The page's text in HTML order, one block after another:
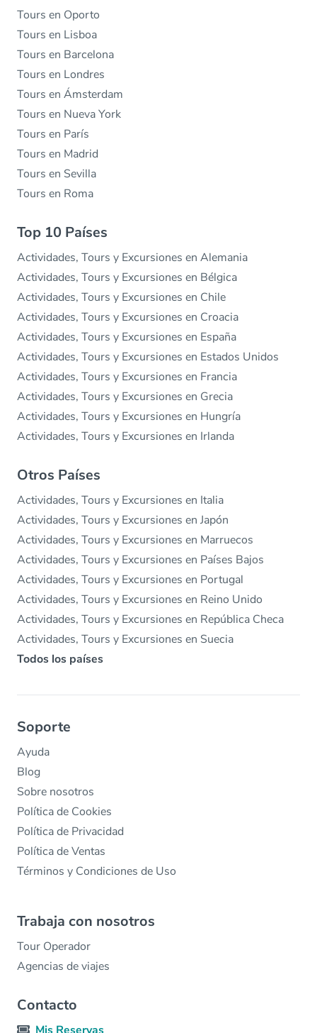
Tours en Oporto
Tours en Lisboa
Tours en Barcelona
Tours en Londres
Tours en Ámsterdam
Tours en Nueva York
Tours en París
Tours en Madrid
Tours en Sevilla
Tours en Roma
Top 10 Países
Actividades, Tours y Excursiones en Alemania
Actividades, Tours y Excursiones en Bélgica
Actividades, Tours y Excursiones en Chile
Actividades, Tours y Excursiones en Croacia
Actividades, Tours y Excursiones en España
Actividades, Tours y Excursiones en Estados Unidos
Actividades, Tours y Excursiones en Francia
Actividades, Tours y Excursiones en Grecia
Actividades, Tours y Excursiones en Hungría
Actividades, Tours y Excursiones en Irlanda
Otros Países
Actividades, Tours y Excursiones en Italia
Actividades, Tours y Excursiones en Japón
Actividades, Tours y Excursiones en Marruecos
Actividades, Tours y Excursiones en Países Bajos
Actividades, Tours y Excursiones en Portugal
Actividades, Tours y Excursiones en Reino Unido
Actividades, Tours y Excursiones en República Checa
Actividades, Tours y Excursiones en Suecia
Todos los países
Soporte
Ayuda
Blog
Sobre nosotros
Política de Cookies
Política de Privacidad
Política de Ventas
Términos y Condiciones de Uso
Trabaja con nosotros
Tour Operador
Agencias de viajes
Contacto